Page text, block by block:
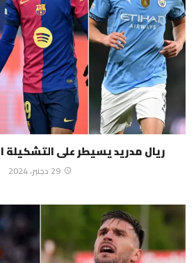
ريال مدريد يسيطر على التشكيلة
29 دجنبر، 2024